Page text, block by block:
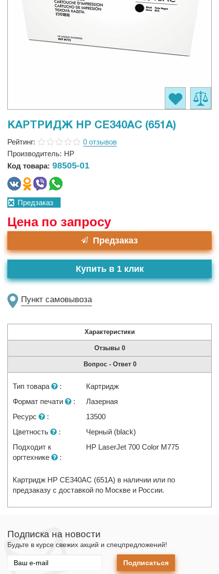
КАРТРИДЖ HP CE340AC (651A)
Рейтинг:
0 отзывов
Производитель: HP
Код товара: 98505-01
Предзаказ
Цена по запросу
Предзаказ
Пункт самовывоза
Купить в 1 клик
Характеристики
Отзывы 0
Вопрос - Ответ 0
Тип товара :
Картридж
Формат печати
:
Лазерная
Ресурс
:
13500
Цветность
:
Черный (black)
Подходит к
оргтехнике
:
HP LaserJet 700 Color M775
Картридж HP CE340AC (651A) в наличии или по
предзаказу с доставкой по Москве и России.
Подписка на новости
Будьте в курсе свежих акций и спецпредложений!
Подписаться